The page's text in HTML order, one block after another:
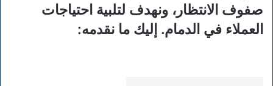
صفوف الانتظار، ونهدف لتلبية احتياجات
العملاء في الدمام. إليك ما نقدمه: